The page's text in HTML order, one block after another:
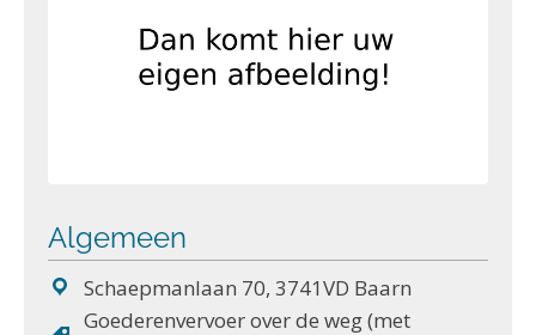
Algemeen
Schaepmanlaan 70, 3741VD Baarn
Goederenvervoer over de weg (met